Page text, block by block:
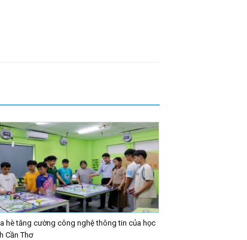
hè tăng cường công nghệ thông tin của học
Cần Thơ